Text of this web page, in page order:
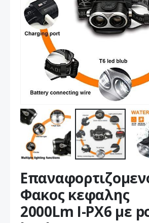
στην
αρχή
της
συλλογής
εικόνων
Φακος κεφαλης
2000Lm I-PX6 με